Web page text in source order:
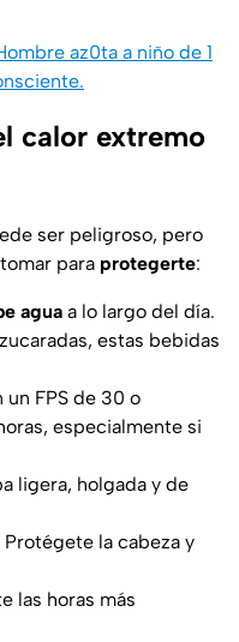
az0ta a niño de 1
calor extremo
ser peligroso, pero
para protegerte:
agua a lo largo del día.
estas bebidas
FPS de 30 o
especialmente si
ligera, holgada y de
la cabeza y
las horas más